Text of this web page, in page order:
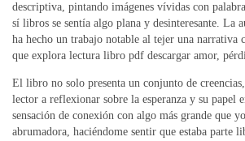
descriptiva, pintando imágenes vívidas con
sí libros se sentía algo plana y desinteresante. La
ha hecho un trabajo notable al tejer una narrativa
que explora lectura libro pdf descargar amor,
El libro no solo presenta un conjunto de
lector a reflexionar sobre la esperanza y su papel
sensación de conexión con algo más grande que
abrumadora, haciéndome sentir que estaba parte